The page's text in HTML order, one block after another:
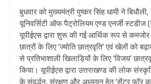
बुधवार को मुख्यमंत्री पुष्कर सिंह धामी ने
यूनिवर्सिटी ऑफ पैट्रोलियम एण्ड एनर्जी स्टडीज
यूपीईएस द्वारा शुरू की गई आर्थिक रूप से कमजोर
छात्रों के लिए ‘ज्योति छात्रवृति’ एवं खेलों को
से प्रतिभाशाली खिलाड़ियों के लिए ‘विजय’
किया। यूपीईएस द्वारा उत्तराखण्ड की लोक
के संवर्द्धन, संरक्षण और अध्ययन हेतु ‘सेंटर फॉर